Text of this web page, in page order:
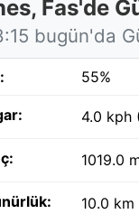
Fas'de
bugün'da
55%
4.0 kph
1019.0
10.0 km